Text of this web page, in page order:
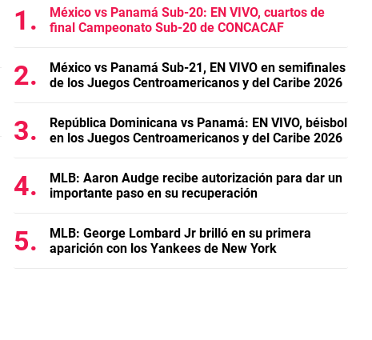
México vs Panamá Sub-20: EN VIVO, cuartos de
final Campeonato Sub-20 de CONCACAF
México vs Panamá Sub-21, EN VIVO en semifinales
de los Juegos Centroamericanos y del Caribe 2026
República Dominicana vs Panamá: EN VIVO, béisbol
en los Juegos Centroamericanos y del Caribe 2026
MLB: Aaron Audge recibe autorización para dar un
importante paso en su recuperación
MLB: George Lombard Jr brilló en su primera
aparición con los Yankees de New York